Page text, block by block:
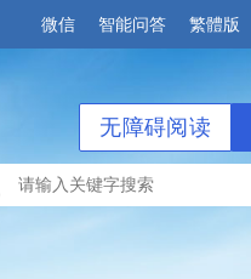
微信 智能问答 繁體版
无障碍阅读